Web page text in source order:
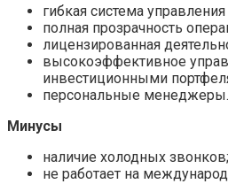
гибкая система
полная прозрачность
лицензированная
высокоэффективное
инвестиционными
персональные менеджеры.
Минусы
наличие холодных звонков;
не работает на